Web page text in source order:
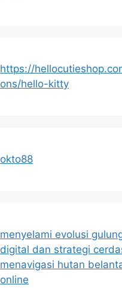
https://
ons/hello-kitty
okto88
menyelami evolusi
digital dan strategi
menavigasi hutan
online